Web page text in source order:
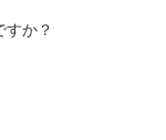
すか？